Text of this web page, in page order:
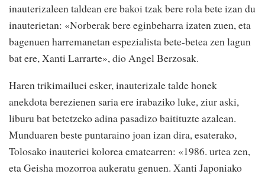
inauterizaleen taldean ere bakoi tzak bere rola bete izan du
inauterietan: «Norberak bere eginbeharra izaten zuen, eta
bagenuen harremanetan espezialista bete-betea zen lagun
bat ere, Xanti Larrarte», dio Angel Berzosak.
Haren trikimailuei esker, inauterizale talde honek
anekdota berezienen saria ere irabaziko luke, ziur aski,
liburu bat betetzeko adina pasadizo baitituzte azalean.
Munduaren beste puntaraino joan izan dira, esaterako,
Tolosako inauteriei kolorea ematearren: «1986. urtea zen,
eta Geisha mozorroa aukeratu genuen. Xanti Japoniako